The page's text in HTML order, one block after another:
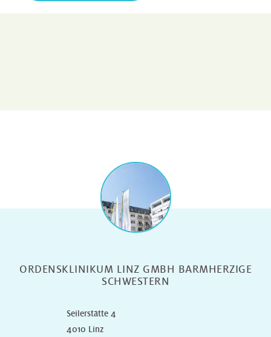
ORDENSKLINIKUM LINZ GMBH BARMHERZIGE
SCHWESTERN
Seilerstätte 4
4010 Linz